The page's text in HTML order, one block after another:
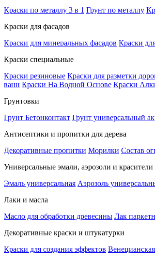
Краски по металлу 3 в 1 Грунт по металлу
Краски для фасадов
Краски для минеральных фасадов Краски
Краски специальные
Краски резиновые Краски для разметки
ванн Краски На Водной Основе Краски
Грунтовки
Грунт Бетонконтакт Грунт универсальный
Антисептики и пропитки для дерева
Декоративные пропитки Морилки Состав
Универсальные эмали, аэрозоли и красители
Эмаль универсальная Аэрозоль
Лаки и масла
Масло для обработки древесины Лак
Декоративные краски и штукатурки
Краски для создания эффектов